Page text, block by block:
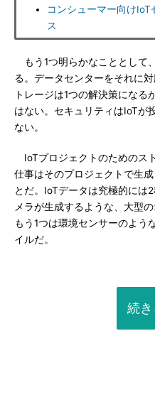
コンシューマー向け
ス
もう1つ明らかなこととして
る。データセンターをそれに
トレージは1つの解決策にな
はない。セキュリティはIoTが
ない。
IoTプロジェクトのためのス
仕事はそのプロジェクトで生
とだ。IoTデータは究極的には
メラが生成するような、大型
もう1つは環境センサーのよう
イルだ。
続